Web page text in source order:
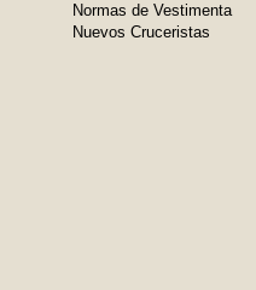
Normas de Vestimenta
Nuevos Cruceristas